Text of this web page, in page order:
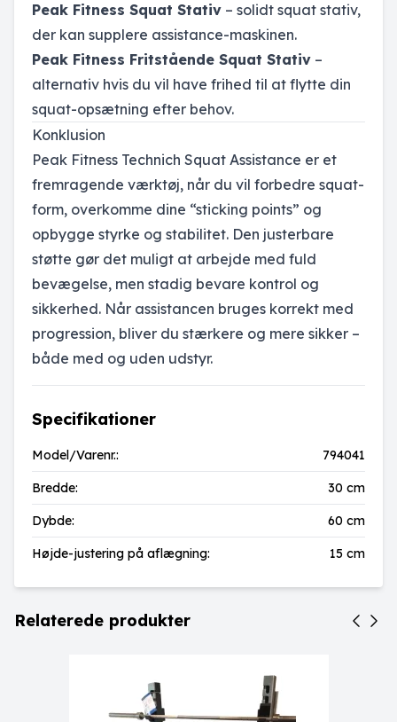
Peak Fitness Squat Stativ – solidt squat stativ,
der kan supplere assistance-maskinen.
Peak Fitness Fritstående Squat Stativ –
alternativ hvis du vil have frihed til at flytte din
squat-opsætning efter behov.
Konklusion
Peak Fitness Technich Squat Assistance er et
fremragende værktøj, når du vil forbedre squat-
form, overkomme dine “sticking points” og
opbygge styrke og stabilitet. Den justerbare
støtte gør det muligt at arbejde med fuld
bevægelse, men stadig bevare kontrol og
sikkerhed. Når assistancen bruges korrekt med
progression, bliver du stærkere og mere sikker –
både med og uden udstyr.
Specifikationer
Model/Varenr.: 794041
Bredde: 30 cm
Dybde: 60 cm
Højde-justering på aflægning: 15 cm
Relaterede produkter